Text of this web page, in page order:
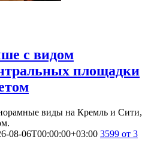
с видом
площадки
виды на Кремль и Сити,
08-06T00:00:00+03:00 3599 от 3